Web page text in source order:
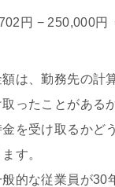
円 − 250,000円
は、勤務先の計
ったことがある
を受け取るかど
す。
的な従業員が30